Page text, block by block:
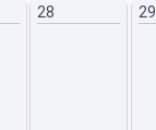
28 29